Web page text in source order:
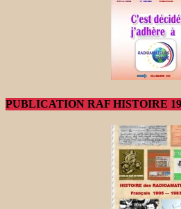
PUBLICATION RAF HISTOIRE